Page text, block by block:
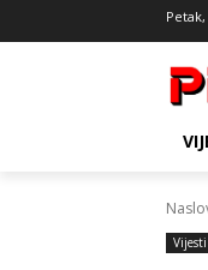
Vijesti